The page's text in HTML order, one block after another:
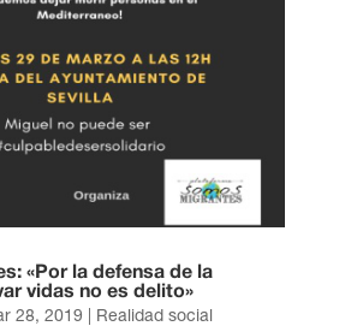
«Por la defensa de la
vidas no es delito»
28, 2019 Realidad social